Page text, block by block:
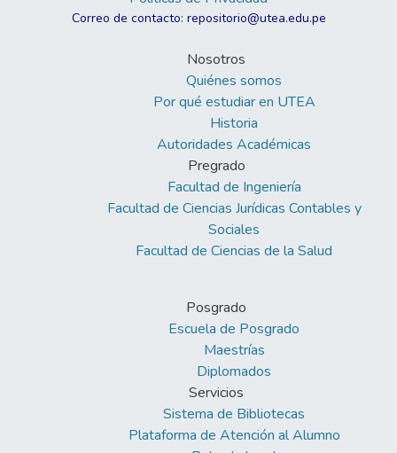
Correo de contacto: repositorio@utea.edu.pe
Nosotros
Quiénes somos
Por qué estudiar en UTEA
Historia
Autoridades Académicas
Pregrado
Facultad de Ingeniería
Facultad de Ciencias Jurídicas Contables y
Sociales
Facultad de Ciencias de la Salud
Posgrado
Escuela de Posgrado
Maestrías
Diplomados
Servicios
Sistema de Bibliotecas
Plataforma de Atención al Alumno